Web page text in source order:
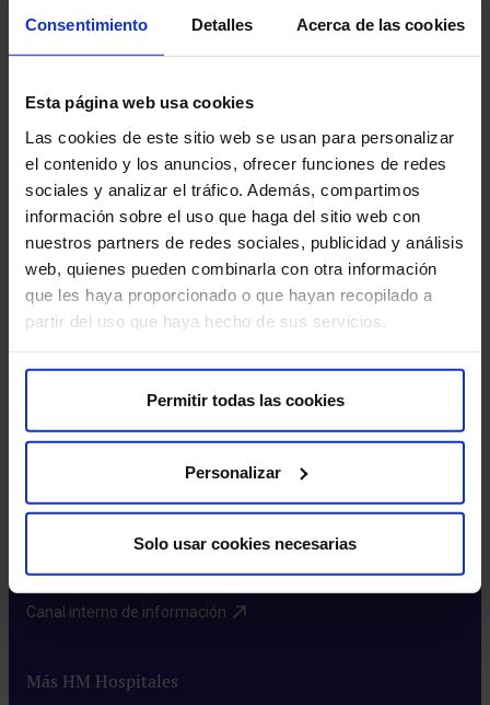
Consentimiento Detalles Acerca de las cookies
Esta página web usa cookies
Las cookies de este sitio web se usan para personalizar
el contenido y los anuncios, ofrecer funciones de redes
sociales y analizar el tráfico. Además, compartimos
información sobre el uso que haga del sitio web con
nuestros partners de redes sociales, publicidad y análisis
web, quienes pueden combinarla con otra información
que les haya proporcionado o que hayan recopilado a
partir del uso que haya hecho de sus servicios.
Permitir todas las cookies
Personalizar
Solo usar cookies necesarias
Presencia muy relevante de HM Hospitales
presentaciones aceptadas y 37 profesionales
implicados en ellas
El Centro Integral Oncológico Clara Campal (CIOCC) ha
participado con doce presentaciones en formato póster
y una como c…
al
Leer más
Sobre nosotros
Excelencia en calidad​
Canal interno de información​
Más HM Hospitales